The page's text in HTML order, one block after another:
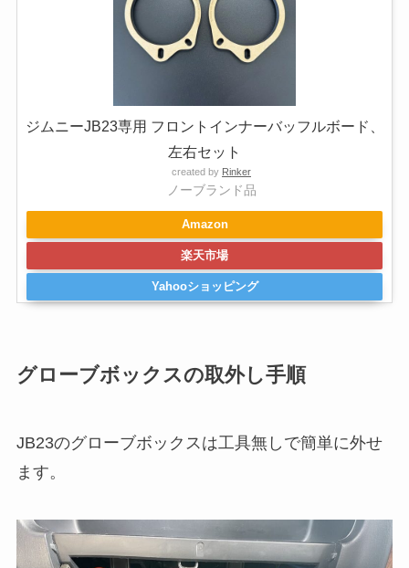
ジムニーJB23専用 フロントインナーバッフルボード、
左右セット
created by Rinker
ノーブランド品
Amazon
楽天市場
Yahooショッピング
グローブボックスの取外し手順
JB23のグローブボックスは工具無しで簡単に外せ
ます。